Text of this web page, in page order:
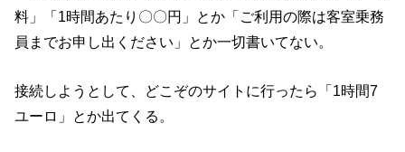
料」「1時間あたり〇〇円」とか「ご利用の際は客室乗務
員までお申し出ください」とか一切書いてない。
接続しようとして、どこぞのサイトに行ったら「1時間7
ユーロ」とか出てくる。